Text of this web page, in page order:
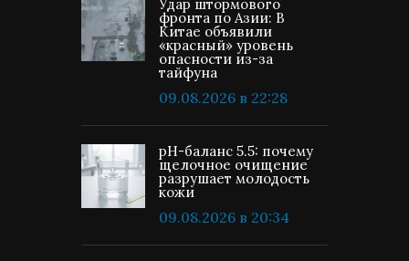
Удар штормового
фронта по Азии: В
Китае объявили
«красный» уровень
опасности из-за
тайфуна
09.08.2026 в 22:28
pH-баланс 5.5: почему
щелочное очищение
разрушает молодость
кожи
09.08.2026 в 20:34